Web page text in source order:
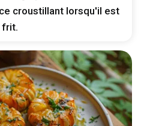
croustillant lorsqu'il est
frit.